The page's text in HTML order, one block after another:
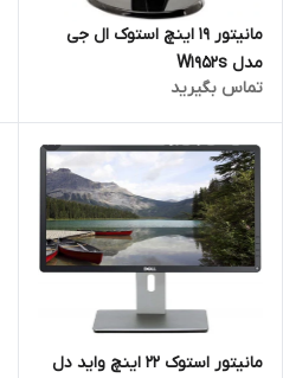
مانیتور 19 اینچ استوک ال جی
مدل W1952s
تماس بگیرید
مانیتور استوک 22 اینچ واید دل